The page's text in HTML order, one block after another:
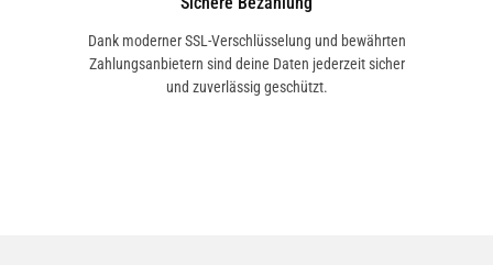
Dank moderner SSL-Verschlüsselung und bewährten
Zahlungsanbietern sind deine Daten jederzeit sicher
und zuverlässig geschützt.